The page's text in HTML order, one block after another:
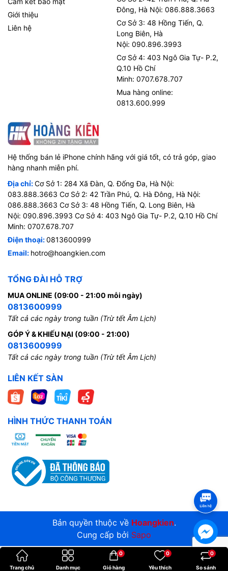
Giới thiệu
Liên hệ
Đông, Hà Nội: 086.888.3663
Cơ Sở 3: 48 Hồng Tiến, Q.
Long Biên, Hà
Nội: 090.896.3993
Cơ Sở 4: 403 Ngô Gia Tự- P.2,
Q.10 Hồ Chí
Minh: 0707.678.707
Mua hàng online:
0813.600.999
Hệ thống bán lẻ iPhone chính hãng với giá tốt, có trả góp, giao
hàng nhanh miễn phí.
Địa chỉ:Cơ Sở 1: 284 Xã Đàn, Q. Đống Đa, Hà Nội:
083.888.3663 Cơ Sở 2: 42 Trần Phú, Q. Hà Đông, Hà Nội:
086.888.3663 Cơ Sở 3: 48 Hồng Tiến, Q. Long Biên, Hà
Nội: 090.896.3993 Cơ Sở 4: 403 Ngô Gia Tự- P.2, Q.10 Hồ Chí
Minh: 0707.678.707
Điện thoại:0813600999
Email: hotro@hoangkien.com
TỔNG ĐÀI HỖ TRỢ
MUA ONLINE (09:00 - 21:00 mỗi ngày)
0813600999
Tất cả các ngày trong tuần (Trừ tết Âm Lịch)
GÓP Ý & KHIẾU NẠI (09:00 - 21:00)
0813600999
Tất cả các ngày trong tuần (Trừ tết Âm Lịch)
LIÊN KẾT SÀN
HÌNH THỨC THANH TOÁN
Bản quyền thuộc về Hoangkien.
Cung cấp bởi Sapo
Trang chủ Danh mục Giỏ hàng
0
Yêu thích
0
So sánh
0